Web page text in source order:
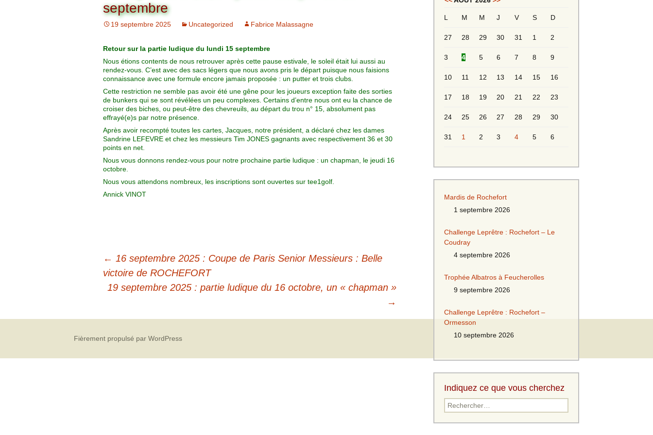
Organigramme
Commission Loisirs
Commission Sportive
Trophée Triple
Couronne
Senior Messieurs
Championnat interclubs
Dames
Coupe de Paris Senior
Dames
Equipe Senior
Messieurs
Equipe Senior 2
Messieurs
Equipe Mid-Amateurs
Messieurs 2ème série
Messieurs Golden
Brut Dames
Avril
Mai
Juin
septembre
19 septembre 2025 Uncategorized Fabrice Malassagne
Retour sur la partie ludique du lundi 15 septembre
Nous étions contents de nous retrouver après cette pause estivale, le soleil était lui aussi au
rendez-vous. C’est avec des sacs légers que nous avons pris le départ puisque nous faisions
connaissance avec une formule encore jamais proposée : un putter et trois clubs.
Cette restriction ne semble pas avoir été une gêne pour les joueurs exception faite des sorties
de bunkers qui se sont révélées un peu complexes. Certains d’entre nous ont eu la chance de
croiser des biches, ou peut-être des chevreuils, au départ du trou n° 15, absolument pas
effrayé(e)s par notre présence.
Après avoir recompté toutes les cartes, Jacques, notre président, a déclaré chez les dames
Sandrine LEFEVRE et chez les messieurs Tim JONES gagnants avec respectivement 36 et 30
points en net.
Nous vous donnons rendez-vous pour notre prochaine partie ludique : un chapman, le jeudi 16
octobre.
Nous vous attendons nombreux, les inscriptions sont ouvertes sur tee1golf.
Annick VINOT
← 16 septembre 2025 : Coupe de Paris Senior Messieurs : Belle
victoire de ROCHEFORT
19 septembre 2025 : partie ludique du 16 octobre, un « chapman »
→
L M M J V S D
27 28 29 30 31 1 2
3 4 5 6 7 8 9
10 11 12 13 14 15 16
17 18 19 20 21 22 23
24 25 26 27 28 29 30
31 1 2 3 4 5 6
Mardis de Rochefort
1 septembre 2026
Challenge Leprêtre : Rochefort – Le
Coudray
4 septembre 2026
Trophée Albatros à Feucherolles
9 septembre 2026
Challenge Leprêtre : Rochefort –
Ormesson
10 septembre 2026
Indiquez ce que vous cherchez
Fièrement propulsé par WordPress